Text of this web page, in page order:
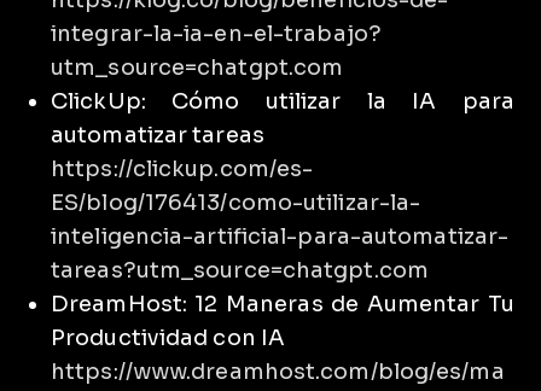
integrar-la-ia-en-el-trabajo?
utm_source=chatgpt.com
ClickUp: Cómo utilizar la IA para
automatizar tareas
https://clickup.com/es-
ES/blog/176413/como-utilizar-la-
inteligencia-artificial-para-automatizar-
tareas?utm_source=chatgpt.com
DreamHost: 12 Maneras de Aumentar Tu
Productividad con IA
https://www.dreamhost.com/blog/es/ma